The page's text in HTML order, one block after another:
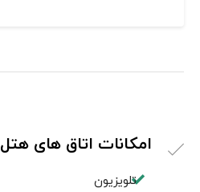
امکانات اتاق های
تلویزیون